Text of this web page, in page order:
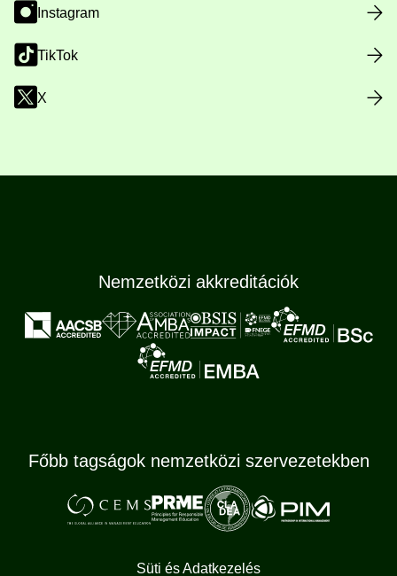
Instagram
TikTok
X
Nemzetközi akkreditációk
Főbb tagságok nemzetközi szervezetekben
Süti és Adatkezelés